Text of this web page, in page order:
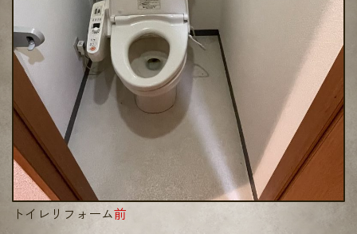
トイレリフォーム前